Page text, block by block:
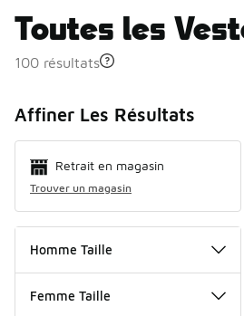
Toutes les
100 résultats
Affiner Les Résultats
Retrait en magasin
Trouver un magasin
Homme Taille
Femme Taille